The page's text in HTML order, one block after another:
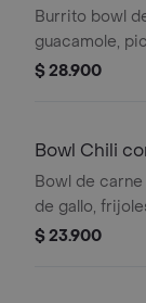
Burrito bowl
guacamole,
arroz achiote y
$ 28.900
Bowl Chili
Bowl de
de gallo,
lechuga y salsa
$ 23.900